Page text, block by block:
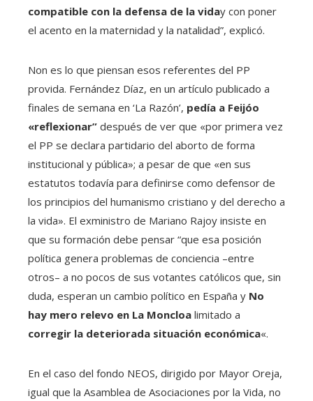
compatible con la defensa de la viday con poner
el acento en la maternidad y la natalidad”, explicó.
Non es lo que piensan esos referentes del PP
provida. Fernández Díaz, en un artículo publicado a
finales de semana en ‘La Razón’, pedía a Feijóo
«reflexionar” después de ver que «por primera vez
el PP se declara partidario del aborto de forma
institucional y pública»; a pesar de que «en sus
estatutos todavía para definirse como defensor de
los principios del humanismo cristiano y del derecho a
la vida». El exministro de Mariano Rajoy insiste en
que su formación debe pensar “que esa posición
política genera problemas de conciencia –entre
otros– a no pocos de sus votantes católicos que, sin
duda, esperan un cambio político en España y No
hay mero relevo en La Moncloa limitado a
corregir la deteriorada situación económica«.
En el caso del fondo NEOS, dirigido por Mayor Oreja,
igual que la Asamblea de Asociaciones por la Vida, no